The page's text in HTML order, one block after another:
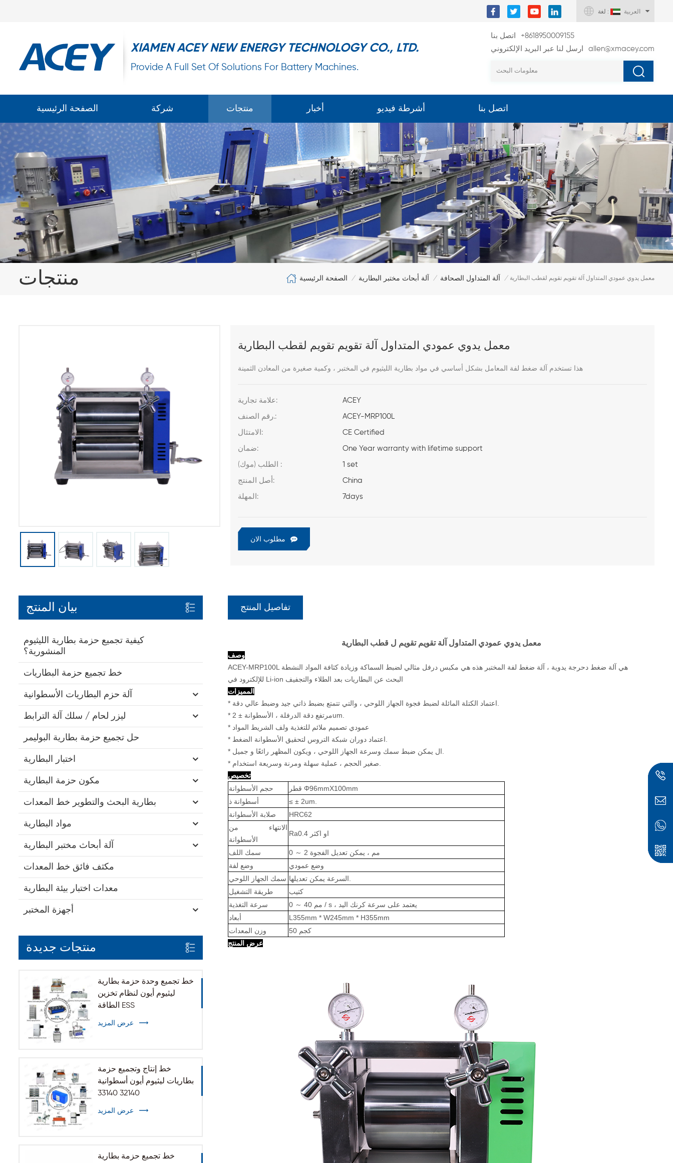
لغة : العربية
XIAMEN ACEY NEW ENERGY TECHNOLOGY CO., LTD.
Provide A Full Set Of Solutions For Battery Machines.
اتصل بنا
+8618950009155
ارسل لنا عبر البريد الإلكتروني
allen@xmacey.com
الصفحة الرئيسية شركة منتجات أخبار أشرطة فيديو اتصل بنا
منتجات الصفحة الرئيسية / آلة أبحاث مختبر البطارية / آلة المتداول الصحافة / معمل يدوي عمودي المتداول آلة تقويم تقويم لقطب البطارية
معمل يدوي عمودي المتداول آلة تقويم تقويم لقطب البطارية
هذا تستخدم آلة ضغط لفة المعامل بشكل أساسي في مواد بطارية الليثيوم في المختبر ، وكمية صغيرة من المعادن الثمينة
علامة تجارية: ACEY
رقم الصنف.: ACEY-MRP100L
الامتثال: CE Certified
ضمان: One Year warranty with lifetime support
الطلب (موك) : 1 set
أصل المنتج: China
المهلة: 7days
مطلوب الان
بيان المنتج
كيفية تجميع حزمة بطارية الليثيوم
المنشورية؟
خط تجميع حزمة البطاريات
آلة حزم البطاريات الأسطوانية
ليزر لحام / سلك آلة الترابط
حل تجميع حزمة بطارية البوليمر
اختبار البطارية
مكون حزمة البطارية
بطارية البحث والتطوير خط المعدات
مواد البطارية
آلة أبحاث مختبر البطارية
مكثف فائق خط المعدات
معدات اختبار بيئة البطارية
أجهزة المختبر
منتجات جديدة
خط تجميع وحدة حزمة بطارية
ليثيوم أيون لنظام تخزين
الطاقة ESS
عرض المزيد
خط إنتاج وتجميع حزمة
بطاريات ليثيوم أيون أسطوانية
32140 33140
عرض المزيد
خط تجميع حزمة بطارية
تفاصيل المنتج
معمل يدوي عمودي المتداول آلة تقويم تقويم ل قطب البطارية
وصف
ACEY-MRP100L هي آلة ضغط دحرجة يدوية ، آلة ضغط لفة المختبر هذه هي مكبس درفل مثالي لضبط السماكة وزيادة كثافة المواد النشطة
للإلكترود في Li-ion البحث عن البطاريات بعد الطلاء والتجفيف
المميزات
* مرتفع دقة الدرفلة ، الأسطوانة ± 2um.
* عمودي تصميم ملائم للتغذية ولف الشريط المواد
* صغير الحجم ، عملية سهلة ومرنة وسريعة
تخصيص
حجم الأسطوانة
قطر Φ96mmX100mm
أسطوانة ذ
≤ ± 2um.
صلابة الأسطوانة
HRC62
الانتهاء من
الأسطوانة
Ra0.4 او اكثر
سمك اللف 0 ～
2 مم ، يمكن تعديل الفجوة
وضع لفة
وضع عمودي
سمك الجهاز اللوحي
طريقة التشغيل
كتيب
سرعة التغذية
0 ～
40 مم / s ، يعتمد على سرعة كرنك اليد
أبعاد
L355mm * W245mm * H355mm
وزن المعدات
50 كجم
عرض المنتج